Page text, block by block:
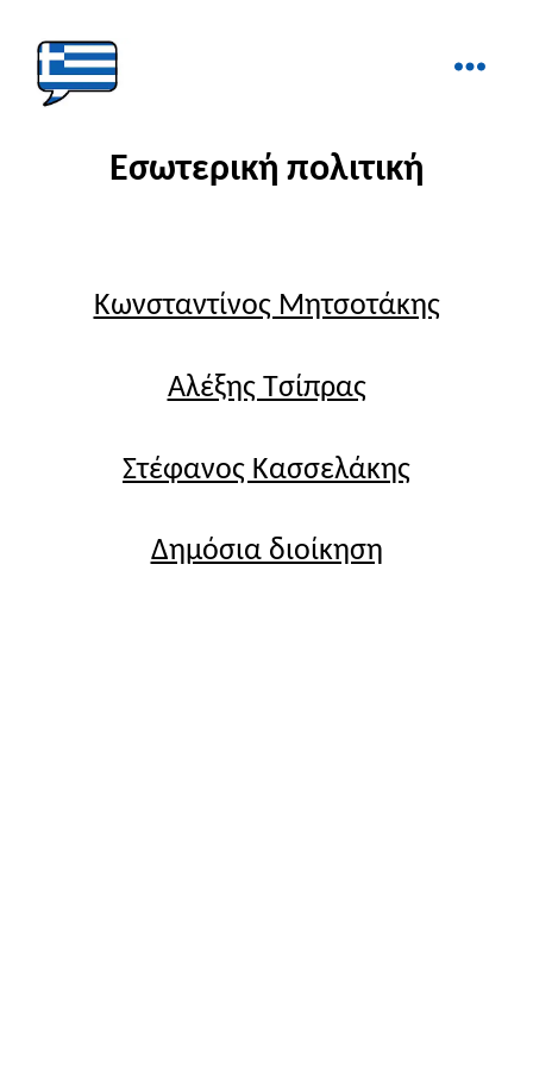
Δάχτυλα!Εσωτερική πολιτική
Κωνσταντίνος Μητσοτάκης
Αλέξης Τσίπρας
Στέφανος Κασσελάκης
Δημόσια διοίκηση